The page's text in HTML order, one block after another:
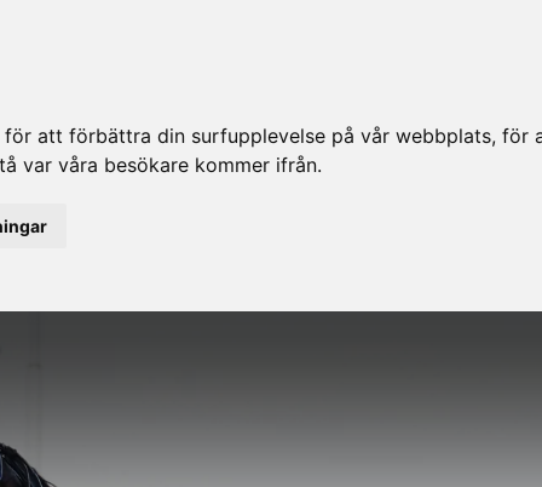
att förbättra din surfupplevelse på vår webbplats, för
var våra besökare kommer ifrån.